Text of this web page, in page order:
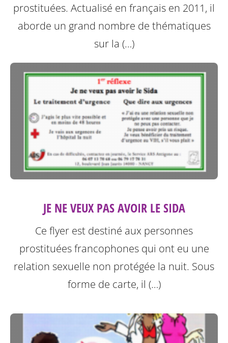
prostituées. Actualisé en français en 2011, il
aborde un grand nombre de thématiques
sur la (…)
JE NE VEUX PAS AVOIR LE SIDA
Ce flyer est destiné aux personnes
prostituées francophones qui ont eu une
relation sexuelle non protégée la nuit. Sous
forme de carte, il (…)